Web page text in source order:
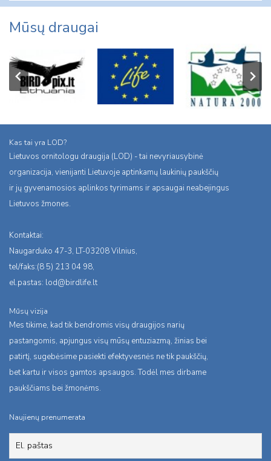
Mūsų draugai
Kas tai yra LOD?
Lietuvos ornitologu draugija (LOD) - tai nevyriausybinė
organizacija, vienijanti Lietuvoje aptinkamų laukinių paukščių
ir jų gyvenamosios aplinkos tyrimams ir apsaugai neabejingus
Lietuvos žmones.
Kontaktai:
Naugarduko 47-3, LT-03208 Vilnius,
tel/faks:(8 5) 213 04 98,
el.pastas: lod@birdlife.lt
Mūsų vizija
Mes tikime, kad tik bendromis visų draugijos narių
pastangomis, apjungus visų mūsų entuziazmą, žinias bei
patirtį, sugebėsime pasiekti efektyvesnės ne tik paukščių,
bet kartu ir visos gamtos apsaugos. Todėl mes dirbame
paukščiams bei žmonėms.
Naujienų prenumerata